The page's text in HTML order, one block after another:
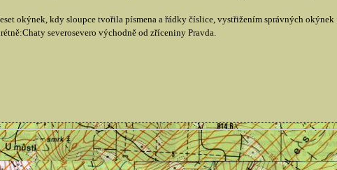
okýnek, kdy sloupce tvořila písmena a řádky číslice, vystřižením správných okýnek
severosevero východně od zříceniny Pravda.